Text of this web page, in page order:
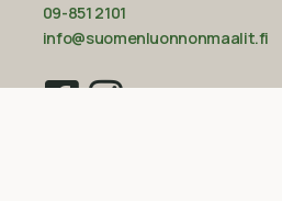
09-851 2101
info@suomenluonnonmaalit.fi